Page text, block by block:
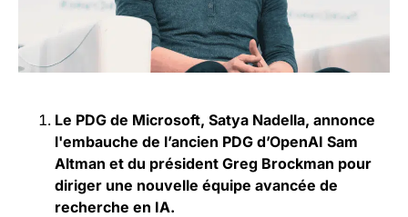
Le PDG de Microsoft, Satya Nadella, annonce
l'embauche de l’ancien PDG d’OpenAI Sam
Altman et du président Greg Brockman pour
diriger une nouvelle équipe avancée de
recherche en IA.